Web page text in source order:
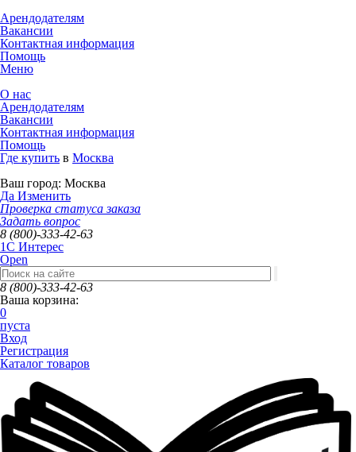
Арендодателям
Вакансии
Контактная информация
Помощь
Меню
О нас
Арендодателям
Вакансии
Контактная информация
Помощь
Где купить в Москва
Ваш город: Москва
Да Изменить
Проверка статуса заказа
Задать вопрос
8 (800)-333-42-63
1C Интерес
Open
8 (800)-333-42-63
Ваша корзина:
0
пуста
Вход
Регистрация
Каталог товаров